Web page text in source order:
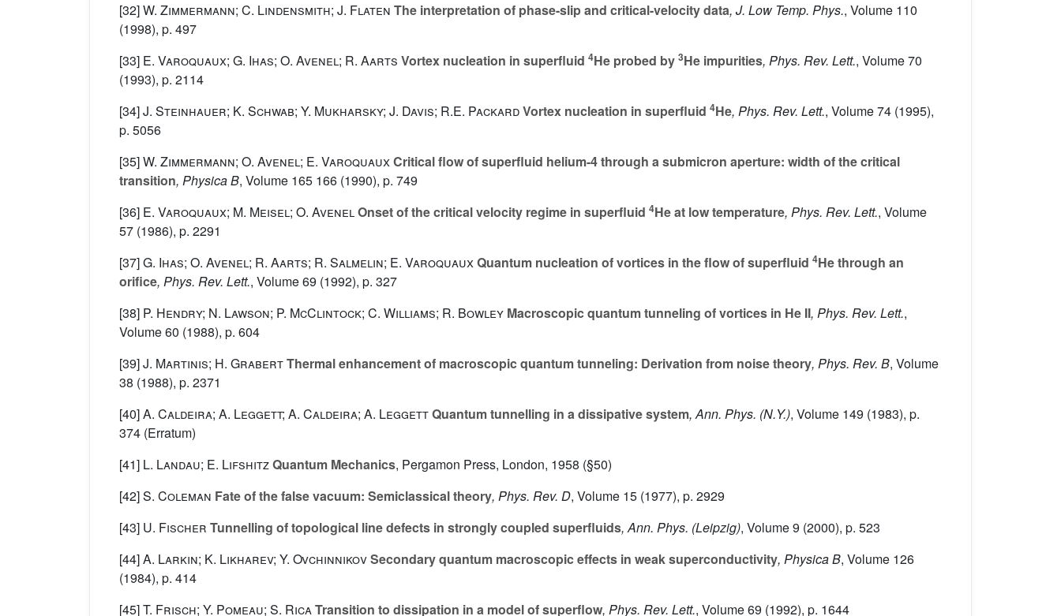
[32]W. Zimmermann; C. Lindensmith; J. Flaten The interpretation of phase-slip and critical-velocity data, J. Low Temp. Phys., Volume 110
(1998), p. 497
[33] E. Varoquaux; G. Ihas; O. Avenel; R. Aarts Vortex nucleation in superfluid 4He probed by 3He impurities, Phys. Rev. Lett., Volume 70
(1993), p. 2114
[34]J. Steinhauer; K. Schwab; Y. Mukharsky; J. Davis; R.E. PackardVortex nucleation in superfluid 4He, Phys. Rev. Lett., Volume 74 (1995),
p. 5056
[35]W. Zimmermann; O. Avenel; E. VaroquauxCritical flow of superfluid helium-4 through a submicron aperture: width of the critical
transition, Physica B, Volume 165 166 (1990), p. 749
[36] E. Varoquaux; M. Meisel; O. AvenelOnset of the critical velocity regime in superfluid 4He at low temperature, Phys. Rev. Lett., Volume
57 (1986), p. 2291
[37]G. Ihas; O. Avenel; R. Aarts; R. Salmelin; E. VaroquauxQuantum nucleation of vortices in the flow of superfluid 4He through an
orifice, Phys. Rev. Lett., Volume 69 (1992), p. 327
[38] P. Hendry; N. Lawson; P. McClintock; C. Williams; R. Bowley Macroscopic quantum tunneling of vortices in He II, Phys. Rev. Lett.,
Volume 60 (1988), p. 604
[39]J. Martinis; H. GrabertThermal enhancement of macroscopic quantum tunneling: Derivation from noise theory, Phys. Rev. B, Volume
38 (1988), p. 2371
[40]A. Caldeira; A. Leggett; A. Caldeira; A. LeggettQuantum tunnelling in a dissipative system, Ann. Phys. (N.Y.), Volume 149 (1983), p.
374 (Erratum)
[41] L. Landau; E. LifshitzQuantum Mechanics, Pergamon Press, London, 1958 (§50)
[42]S. Coleman Fate of the false vacuum: Semiclassical theory, Phys. Rev. D, Volume 15 (1977), p. 2929
[43] U. Fischer Tunnelling of topological line defects in strongly coupled superfluids, Ann. Phys. (Leipzig), Volume 9 (2000), p. 523
[44]A. Larkin; K. Likharev; Y. OvchinnikovSecondary quantum macroscopic effects in weak superconductivity, Physica B, Volume 126
(1984), p. 414
[45]T. Frisch; Y. Pomeau; S. RicaTransition to dissipation in a model of superflow, Phys. Rev. Lett., Volume 69 (1992), p. 1644